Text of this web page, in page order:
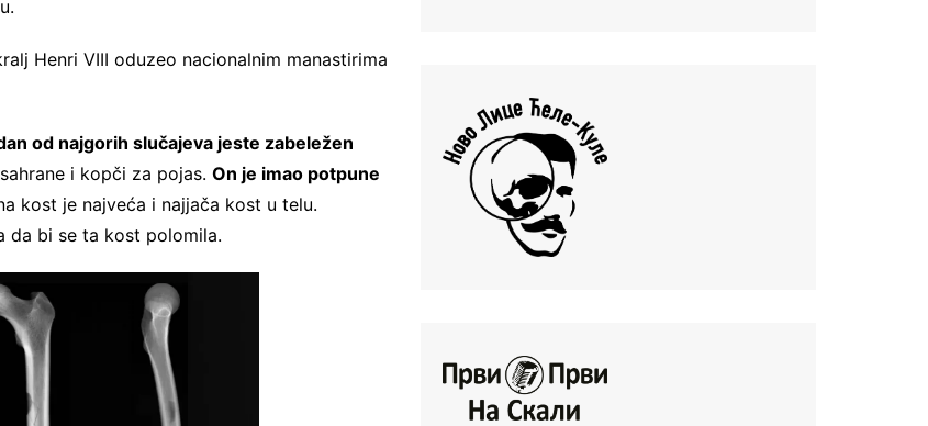
Henri VIII oduzeo nacionalnim manastirima
od najgorih slučajeva jeste zabeležen
i kopči za pojas. On je imao potpune
kost je najveća i najjača kost u telu.
da bi se ta kost polomila.
korišćenjaza više informacija.